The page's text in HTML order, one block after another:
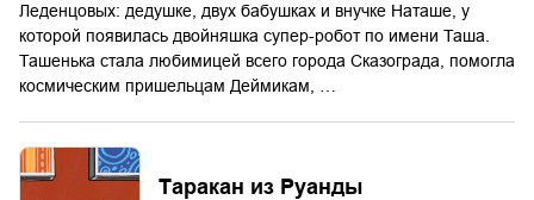
Леденцовых: дедушке, двух бабушках и внучке Наташе, у
которой появилась двойняшка супер-робот по имени Таша.
Ташенька стала любимицей всего города Сказограда, помогла
космическим пришельцам Деймикам, …
Таракан из Руанды